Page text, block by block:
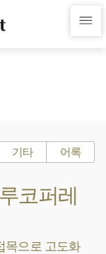
기타 어록
코퍼레
목으로 고도화